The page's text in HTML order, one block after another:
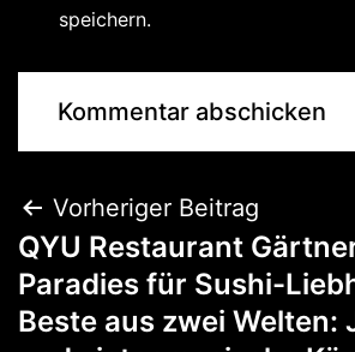
speichern.
Vorheriger Beitrag
QYU Restaurant
Paradies für Sushi-
Beste aus zwei Welten: